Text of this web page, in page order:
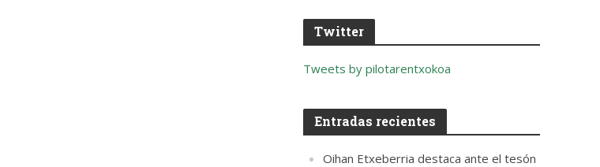
Twitter
Tweets by pilotarentxokoa
Entradas recientes
Oihan Etxeberria destaca ante el tesón